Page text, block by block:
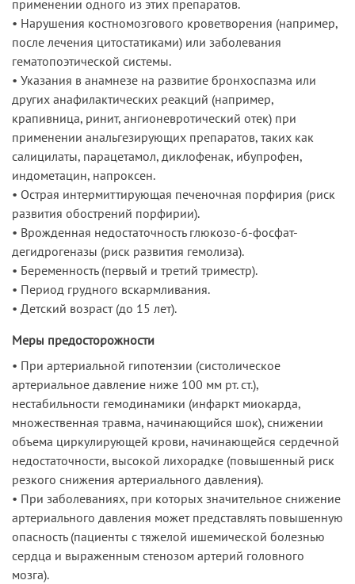
применении одного из этих препаратов.
• Нарушения костномозгового кроветворения (например,
после лечения цитостатиками) или заболевания
гематопоэтической системы.
• Указания в анамнезе на развитие бронхоспазма или
других анафилактических реакций (например,
крапивница, ринит, ангионевротический отек) при
применении анальгезирующих препаратов, таких как
салицилаты, парацетамол, диклофенак, ибупрофен,
индометацин, напроксен.
• Острая интермиттирующая печеночная порфирия (риск
развития обострений порфирии).
• Врожденная недостаточность глюкозо-6-фосфат-
дегидрогеназы (риск развития гемолиза).
• Беременность (первый и третий триместр).
• Период грудного вскармливания.
• Детский возраст (до 15 лет).
Меры предосторожности
• При артериальной гипотензии (систолическое
артериальное давление ниже 100 мм рт. ст.),
нестабильности гемодинамики (инфаркт миокарда,
множественная травма, начинающийся шок), снижении
объема циркулирующей крови, начинающейся сердечной
недостаточности, высокой лихорадке (повышенный риск
резкого снижения артериального давления).
• При заболеваниях, при которых значительное снижение
артериального давления может представлять повышенную
опасность (пациенты с тяжелой ишемической болезнью
сердца и выраженным стенозом артерий головного
мозга).